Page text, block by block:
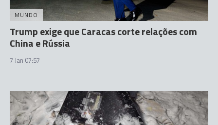
MUNDO
Trump exige que Caracas corte relações com
China e Rússia
7 Jan 07:57